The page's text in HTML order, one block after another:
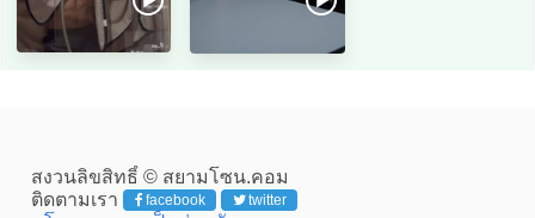
สงวนลิขสิทธิ์ © สยามโซน.คอม
ติดตามเรา
facebook twitter